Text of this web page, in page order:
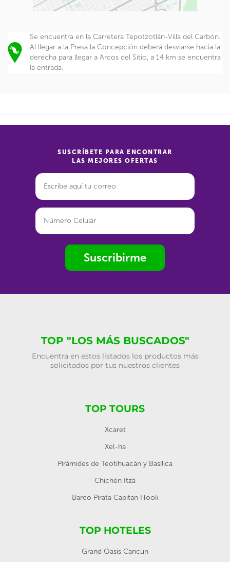
Se encuentra en la Carretera Tepotzotlán-Villa del Carbón.
Al llegar a la Presa la Concepción deberá desviarse hacia la
derecha para llegar a Arcos del Sitio, a 14 km se encuentra
la entrada.
SUSCRÍBETE PARA ENCONTRAR
LAS MEJORES OFERTAS
Suscribirme
TOP "LOS MÁS BUSCADOS"
Encuentra en estos listados los productos más
solicitados por tus nuestros clientes
TOP TOURS
Xcaret
Xel-ha
Pirámides de Teotihuacán y Basílica
Chichén Itzá
Barco Pirata Capitan Hook
TOP HOTELES
Grand Oasis Cancun